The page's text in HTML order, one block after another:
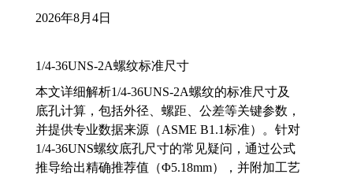
2026年8月4日
1/4-36UNS-2A螺纹标准尺寸
本文详细解析1/4-36UNS-2A螺纹的标准尺寸及
底孔计算，包括外径、螺距、公差等关键参数，
并提供专业数据来源（ASME B1.1标准）。针对
1/4-36UNS螺纹底孔尺寸的常见疑问，通过公式
推导给出精确推荐值（Φ5.18mm），并附加工艺